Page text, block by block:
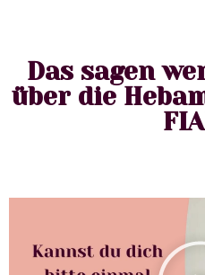
Das sagen
über die